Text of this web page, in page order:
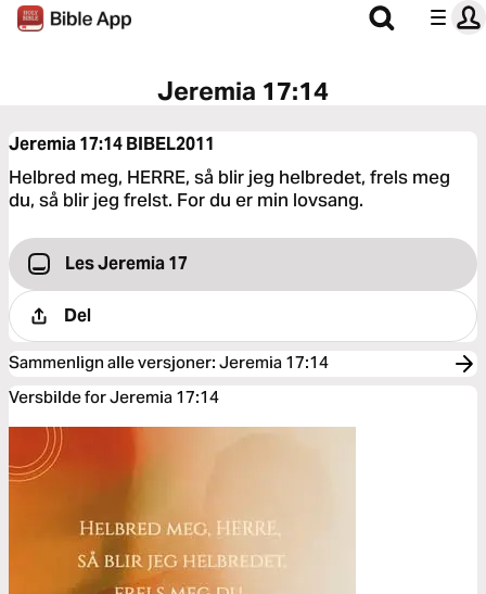
Jeremia 17:14
Jeremia 17:14BIBEL2011
Helbred meg, HERRE, så blir jeg helbredet, frels meg
du, så blir jeg frelst. For du er min lovsang.
Les Jeremia 17
Del
Sammenlign alle versjoner: Jeremia 17:14
Versbilde for Jeremia 17:14